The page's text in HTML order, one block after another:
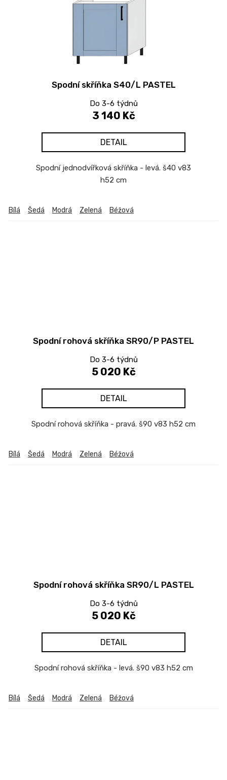
Spodní skříňka S40/L PASTEL
Do 3-6 týdnů
3 140 Kč
DETAIL
Spodní jednodvířková skříňka - levá. š40 v83
h52 cm
Bílá Šedá Modrá Zelená Béžová
Spodní rohová skříňka SR90/P PASTEL
Do 3-6 týdnů
5 020 Kč
DETAIL
Spodní rohová skříňka - pravá. š90 v83 h52 cm
Bílá Šedá Modrá Zelená Béžová
Spodní rohová skříňka SR90/L PASTEL
Do 3-6 týdnů
5 020 Kč
DETAIL
Spodní rohová skříňka - levá. š90 v83 h52 cm
Bílá Šedá Modrá Zelená Béžová